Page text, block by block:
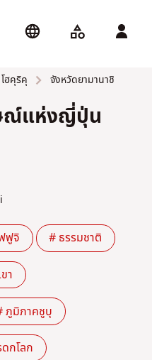
ฮคุริคุ จังหวัดยามานาชิ
ณ์แห่งญี่ปุ่น
ฟูจิ # ธรรมชาติ
า
ภูมิภาคชูบุ
กโลก